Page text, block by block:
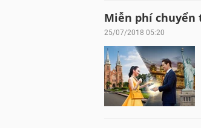
Miễn phí
25/07/2018 05:20